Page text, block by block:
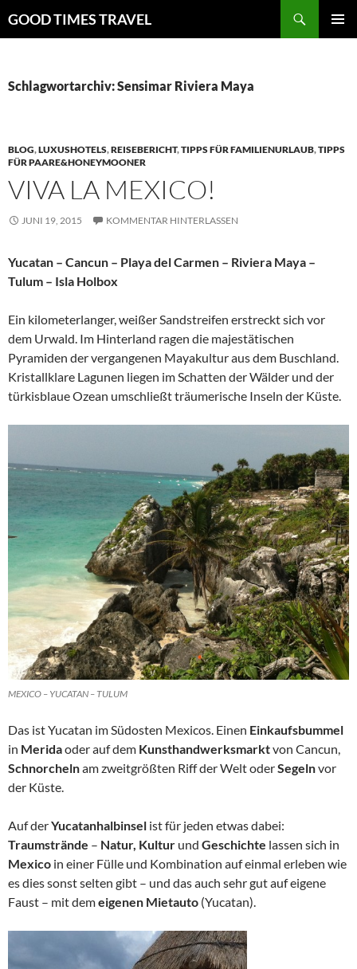
Inhalt
GOOD TIMES TRAVEL
Schlagwortarchiv: Sensimar Riviera Maya
BLOG,LUXUSHOTELS,REISEBERICHT,TIPPS FÜR FAMILIENURLAUB,TIPPS
FÜR PAARE&HONEYMOONER
VIVA LA MEXICO!
JUNI 19, 2015 KOMMENTAR HINTERLASSEN
Yucatan – Cancun – Playa del Carmen – Riviera Maya –
Tulum – Isla Holbox
Ein kilometerlanger, weißer Sandstreifen erstreckt sich vor
dem Urwald. Im Hinterland ragen die majestätischen
Pyramiden der vergangenen Mayakultur aus dem Buschland.
Kristallklare Lagunen liegen im Schatten der Wälder und der
türkisblaue Ozean umschließt träumerische Inseln der Küste.
MEXICO – YUCATAN – TULUM
Das ist Yucatan im Südosten Mexicos. Einen Einkaufsbummel
in Meridaoder auf dem Kunsthandwerksmarktvon Cancun,
Schnorchelnam zweitgrößten Riff der Welt oderSegelnvor
der Küste.
Auf derYucatanhalbinsel ist für jeden etwas dabei:
Traumstrände – Natur, Kultur und Geschichte lassen sich in
Mexico in einer Fülle und Kombination auf einmal erleben wie
es dies sonst selten gibt – und das auch sehr gut auf eigene
Faust – mit demeigenen Mietauto (Yucatan).